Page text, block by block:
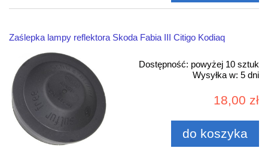
Zaślepka lampy reflektora Skoda Fabia III Citigo Kodiaq
Dostępność: powyżej 10 sztuk
Wysyłka w: 5 dni
18,00 zł
do koszyka